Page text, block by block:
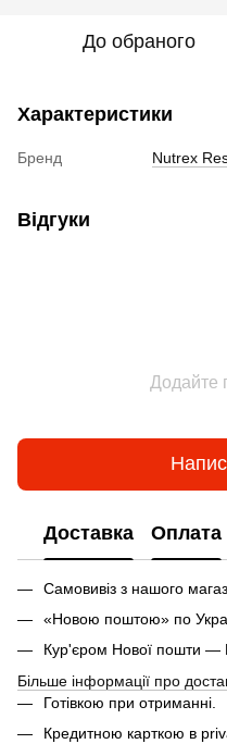
До обраного
Характеристики
Бренд Nutrex
Відгуки
Додайте
Доставка Оплата
Самовивіз з нашого
«Новою поштою» по
Кур'єром Нової пошти —
Більше інформації про
Готівкою при отриманні.
Кредитною карткою в